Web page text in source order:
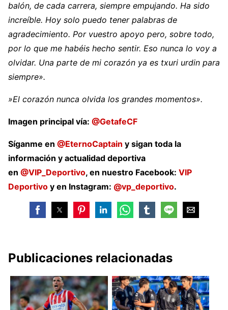
balón, de cada carrera, siempre empujando. Ha sido
increíble. Hoy solo puedo tener palabras de
agradecimiento. Por vuestro apoyo pero, sobre todo,
por lo que me habéis hecho sentir. Eso nunca lo voy a
olvidar. Una parte de mi corazón ya es txuri urdin para
siempre».
»El corazón nunca olvida los grandes momentos».
Imagen principal vía: @GetafeCF
Síganme en @EternoCaptain y sigan toda la
información y actualidad deportiva
en @VIP_Deportivo, en nuestro Facebook: VIP
Deportivo y en Instagram: @vp_deportivo.
Publicaciones relacionadas